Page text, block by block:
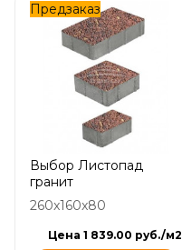
Предзаказ
Выбор Листопад
гранит
260x160x80
Цена 1 839.00 руб./м2